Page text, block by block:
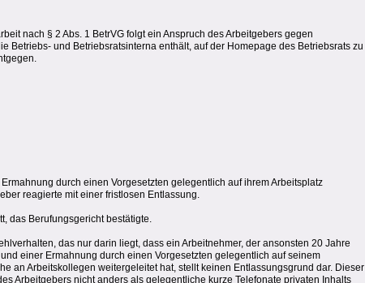
nach § 2 Abs. 1 BetrVG folgt ein Anspruch des Arbeitgebers gegen
Betriebs- und Betriebsratsinterna enthält, auf der Homepage des Betriebsrats zu
durch einen Vorgesetzten gelegentlich auf ihrem Arbeitsplatz
reagierte mit einer fristlosen Entlassung.
das Berufungsgericht bestätigte.
das nur darin liegt, dass ein Arbeitnehmer, der ansonsten 20 Jahre
einer Ermahnung durch einen Vorgesetzten gelegentlich auf seinem
an Arbeitskollegen weitergeleitet hat, stellt keinen Entlassungsgrund dar. Dieser
Arbeitgebers nicht anders als gelegentliche kurze Telefonate privaten Inhalts